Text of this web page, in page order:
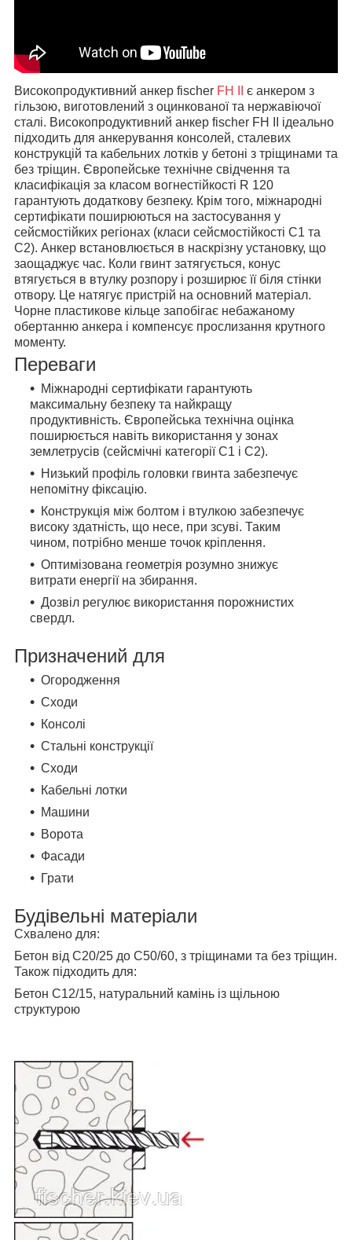
Високопродуктивний анкер fischer FH II
є анкером з
гільзою, виготовлений з оцинкованої та нержавіючої
сталі. Високопродуктивний анкер fischer FH II ідеально
підходить для анкерування консолей, сталевих
конструкцій та кабельних лотків у бетоні з тріщинами та
без тріщин. Європейське технічне свідчення та
класифікація за класом вогнестійкості R 120
гарантують додаткову безпеку. Крім того, міжнародні
сертифікати поширюються на застосування у
сейсмостійких регіонах (класи сейсмостійкості C1 та
C2). Анкер встановлюється в наскрізну установку, що
заощаджує час. Коли гвинт затягується, конус
втягується в втулку розпору і розширює її біля стінки
отвору. Це натягує пристрій на основний матеріал.
Чорне пластикове кільце запобігає небажаному
обертанню анкера і компенсує прослизання крутного
моменту.
Переваги
Міжнародні сертифікати гарантують
максимальну безпеку та найкращу
продуктивність. Європейська технічна оцінка
поширюється навіть використання у зонах
землетрусів (сейсмічні категорії C1 і C2).
Низький профіль головки гвинта забезпечує
непомітну фіксацію.
Конструкція між болтом і втулкою забезпечує
високу здатність, що несе, при зсуві. Таким
чином, потрібно менше точок кріплення.
Оптимізована геометрія розумно знижує
витрати енергії на збирання.
Дозвіл регулює використання порожнистих
свердл.
Призначений для
Огородження
Сходи
Консолі
Стальні конструкції
Сходи
Кабельні лотки
Машини
Ворота
Фасади
Грати
Будівельні матеріали
Схвалено для:
Бетон від C20/25 до C50/60, з тріщинами та без тріщин.
Також підходить для:
Бетон С12/15, натуральний камінь із щільною
структурою